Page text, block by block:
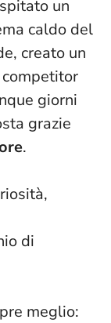
un
caldo del
creato un
giorni
grazie
.
di
meglio: